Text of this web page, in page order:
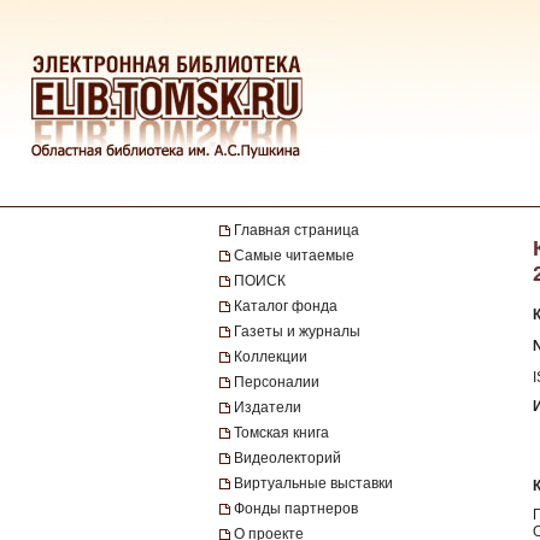
Главная страница
Самые читаемые
ПОИСК
Каталог фонда
Газеты и журналы
Коллекции
Персоналии
Издатели
Томская книга
Видеолекторий
Виртуальные выставки
Фонды партнеров
О проекте